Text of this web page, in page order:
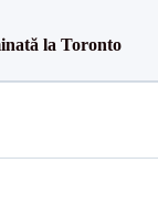
la Toronto